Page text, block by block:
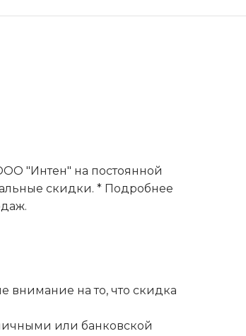
"Интен" на постоянной
скидки. * Подробнее
на то, что скидка
или банковской